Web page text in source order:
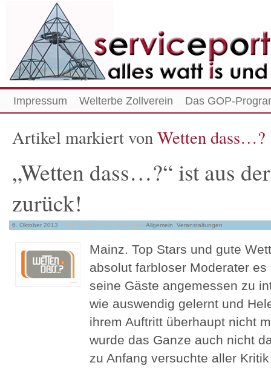
Impressum Welterbe Zollverein Das GOP-
Artikel markiert vonWetten dass…?
„Wetten dass…?“ ist aus
zurück!
6. Oktober 2013 Veröffentlicht von peve unterAllgemein Veranstaltungen
Mainz. Top Stars und gute
absolut farbloser Moderater
seine Gäste angemessen zu
wie auswendig gelernt und
ihrem Auftritt überhaupt nicht
wurde das Ganze auch nicht
zu Anfang versuchte aller